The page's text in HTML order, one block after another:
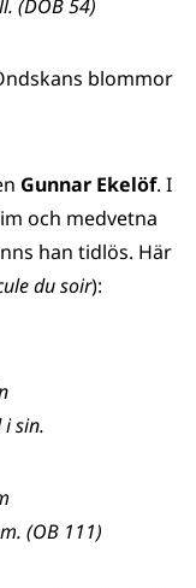
(DOB 54)
blommor
Gunnar Ekelöf. I
och medvetna
han tidlös. Här
du soir):
sin.
(OB 111)